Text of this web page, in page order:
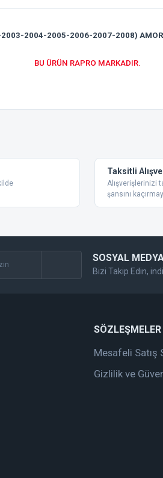
2004-2005-2006-2007-2008)
BU ÜRÜN RAPRO MARKADIR.
Taksitli
Alışverişlerinizi
şansını
SOSYAL
Bizi Takip Edin,
SÖZLEŞMELER
Mesafeli Satış
Gizlilik ve